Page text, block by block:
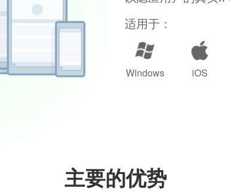
适用于：
Windows iOS
主要的优势